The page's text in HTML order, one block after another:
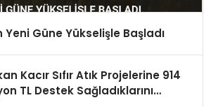
Yeni Güne Yükselişle Başladı
Kacır Sıfır Atık Projelerine 914
TL Destek Sağladıklarını